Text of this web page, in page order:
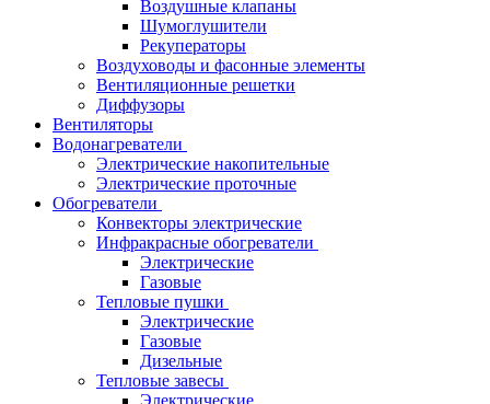
Воздушные клапаны
Шумоглушители
Рекуператоры
Воздуховоды и фасонные элементы
Вентиляционные решетки
Диффузоры
Вентиляторы
Водонагреватели
Электрические накопительные
Электрические проточные
Обогреватели
Конвекторы электрические
Инфракрасные обогреватели
Электрические
Газовые
Тепловые пушки
Электрические
Газовые
Дизельные
Тепловые завесы
Электрические